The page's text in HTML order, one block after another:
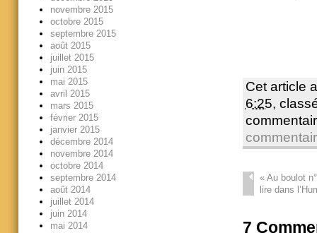
Cet article
6:25,
«Au boulot
lire dans
7
novembre 2015
octobre 2015
septembre 2015
août 2015
juillet 2015
juin 2015
mai 2015
avril 2015
mars 2015
février 2015
janvier 2015
décembre 2014
novembre 2014
octobre 2014
septembre 2014
août 2014
juillet 2014
juin 2014
mai 2014